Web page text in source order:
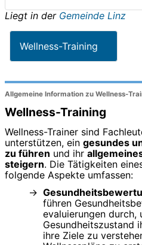
Liegt in der Gemeinde Linz
Wellness-Training
Allgemeine Information zu Wellness-
Wellness-Training
Wellness-Trainer sind
unterstützen, ein gesundes
zu führen und ihr
steigern. Die Tätigkeiten
folgende Aspekte umfassen:
führen
evaluierungen durch,
Gesundheitszustand
ihre Ziele zu